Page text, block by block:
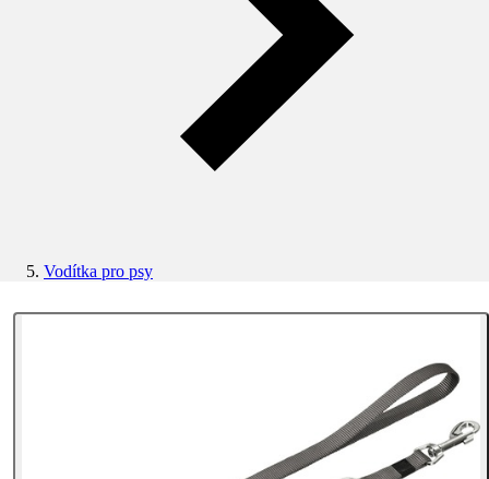
Vodítka pro psy